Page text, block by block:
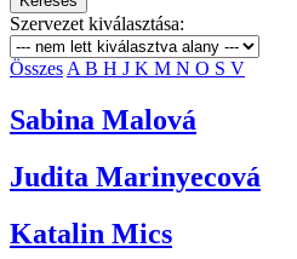
Szervezet kiválasztása:
Összes A B H J K M N O S V
Sabina Malová
Judita Marinyecová
Katalin Mics